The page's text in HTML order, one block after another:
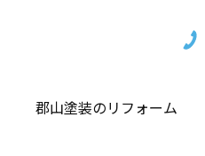
郡山塗装のリフォーム